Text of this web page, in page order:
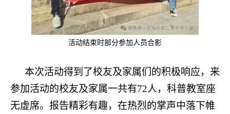
活动结束时部分参加人员合影
本次活动得到了校友及家属们的积极响应，来
参加活动的校友及家属一共有72人，科普教室座
无虚席。报告精彩有趣，在热烈的掌声中落下帷